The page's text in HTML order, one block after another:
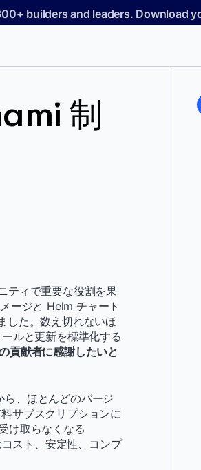
builders and leaders. Download
制
ティで重要な役割を果
ージと Helm チャート
した。数え切れないほ
ルと更新を標準化する
貢献者に感謝したいと
、ほとんどのバージ
サブスクリプションに
け取らなくなる
スト、安定性、コンプ